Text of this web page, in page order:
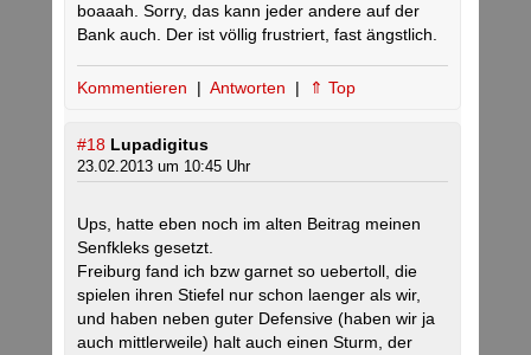
boaaah. Sorry, das kann jeder andere auf der
Bank auch. Der ist völlig frustriert, fast ängstlich.
Kommentieren | Antworten | ⇑ Top
#18 Lupadigitus
23.02.2013 um 10:45 Uhr
Ups, hatte eben noch im alten Beitrag meinen
Senfkleks gesetzt.
Freiburg fand ich bzw garnet so uebertoll, die
spielen ihren Stiefel nur schon laenger als wir,
und haben neben guter Defensive (haben wir ja
auch mittlerweile) halt auch einen Sturm, der